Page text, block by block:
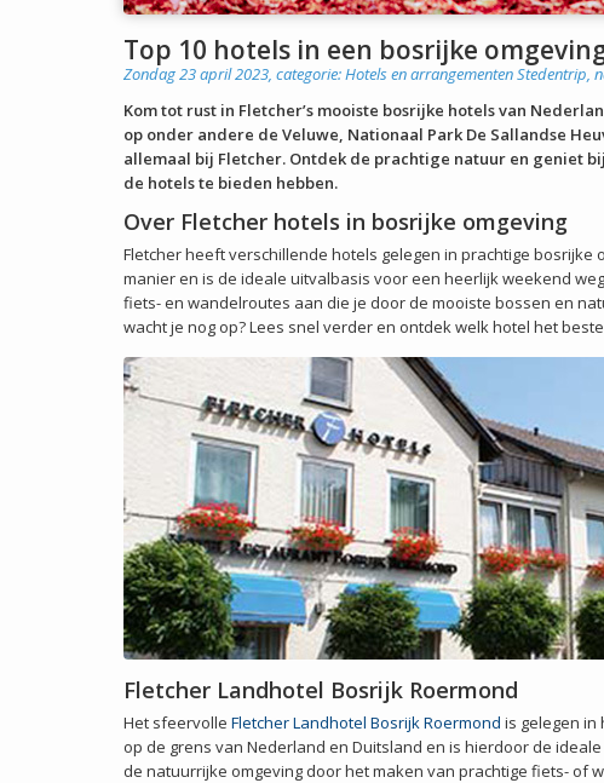
Top 10 hotels in een bosrijke
Zondag 23 april 2023, categorie:Hotels en arrangementenStedentrip,
Kom tot rust in Fletcher’s mooiste bosrijke hotels van
op onder andere de Veluwe, Nationaal Park De Sallandse
allemaal bij Fletcher. Ontdek de prachtige natuur en geniet
de hotels te bieden hebben.
Over Fletcher hotels in bosrijke omgeving
Fletcher heeft verschillende hotels gelegen in prachtige bosrijke
manier en is de ideale uitvalbasis voor een heerlijk weekend
fiets- en wandelroutes aan die je door de mooiste bossen en
wacht je nog op? Lees snel verder en ontdek welk hotel het
Fletcher Landhotel Bosrijk Roermond
Het sfeervolle Fletcher Landhotel Bosrijk Roermond is gelegen in
op de grens van Nederland en Duitsland en is hierdoor de
de natuurrijke omgeving door het maken van prachtige fiets- of